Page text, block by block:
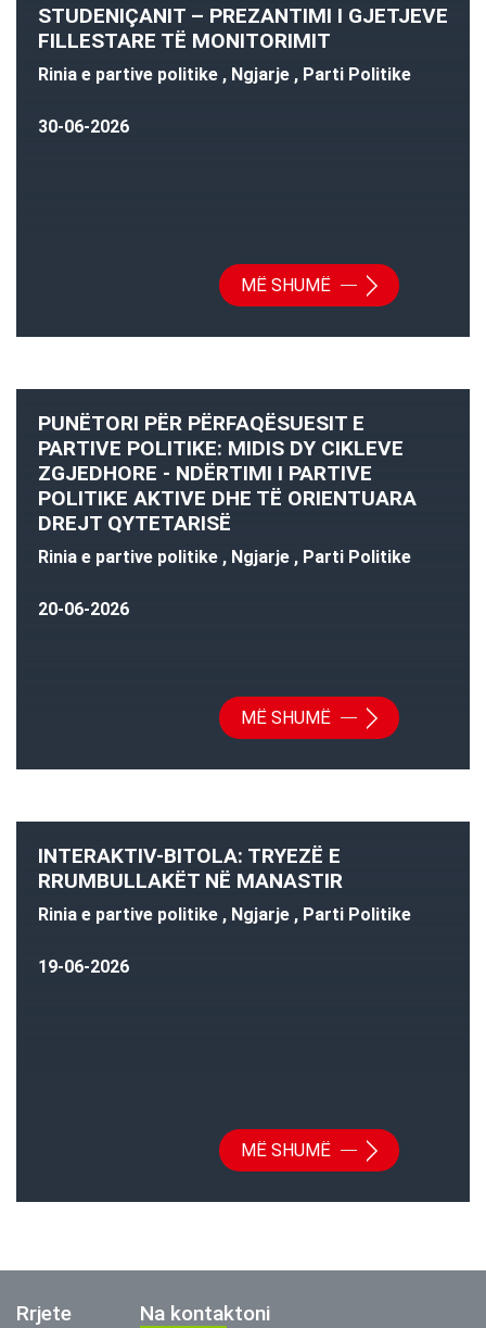
STUDENIÇANIT – PREZANTIMI I GJETJEVE
FILLESTARE TË MONITORIMIT
Rinia e partive politike , Ngjarje , Parti Politike
30-06-2026
MË SHUMË
PUNËTORI PËR PËRFAQËSUESIT E
PARTIVE POLITIKE: MIDIS DY CIKLEVE
ZGJEDHORE - NDËRTIMI I PARTIVE
POLITIKE AKTIVE DHE TË ORIENTUARA
DREJT QYTETARISË
Rinia e partive politike , Ngjarje , Parti Politike
20-06-2026
MË SHUMË
INTERAKTIV-BITOLA: TRYEZË E
RRUMBULLAKËT NË MANASTIR
Rinia e partive politike , Ngjarje , Parti Politike
19-06-2026
MË SHUMË
Rrjete
Na kontaktoni